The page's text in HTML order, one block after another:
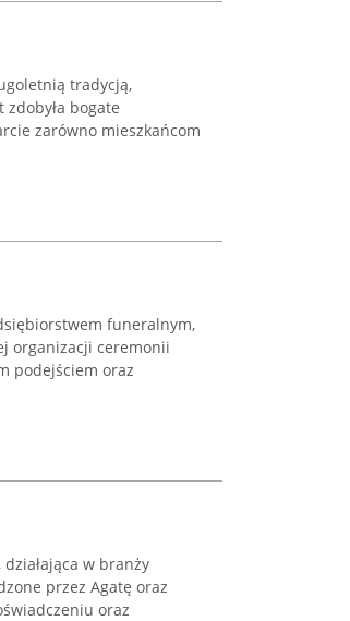
tradycją,
zdobyła bogate
zarówno mieszkańcom
funeralnym,
organizacji ceremonii
podejściem oraz
w branży
przez Agatę oraz
oraz